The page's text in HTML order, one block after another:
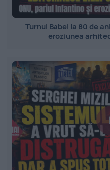
Turnul Babel la 80 de
eroziunea